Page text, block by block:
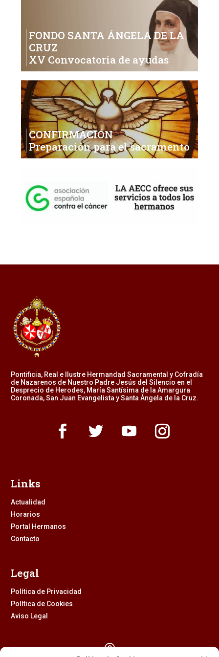
FONDO SANTA ÁNGELA DE LA
CRUZ
XV Convocatoria de ayudas
CONFIRMACIÓN
Preparación para el sacramento
Pontificia, Real e Ilustre Hermandad Sacramental y Cofradía
de Nazarenos de Nuestro Padre Jesús del Silencio en el
Desprecio de Herodes, María Santísima de la Amargura
Coronada, San Juan Evangelista y Santa Ángela de la Cruz.
Links
Actualidad
Horarios
Portal Hermanos
Contacto
Legal
Política de Privacidad
Política de Cookies
Aviso Legal
